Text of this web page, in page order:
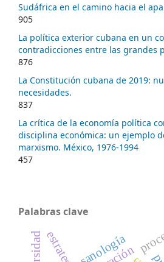
Sudáfrica en el camino hacia el
905
La política exterior cubana en un
contradicciones entre las grandes
876
La Constitución cubana de 2019:
necesidades.
837
La crítica de la economía política
disciplina económica: un ejemplo
marxismo. México, 1976-1994
457
Palabras clave
sanología